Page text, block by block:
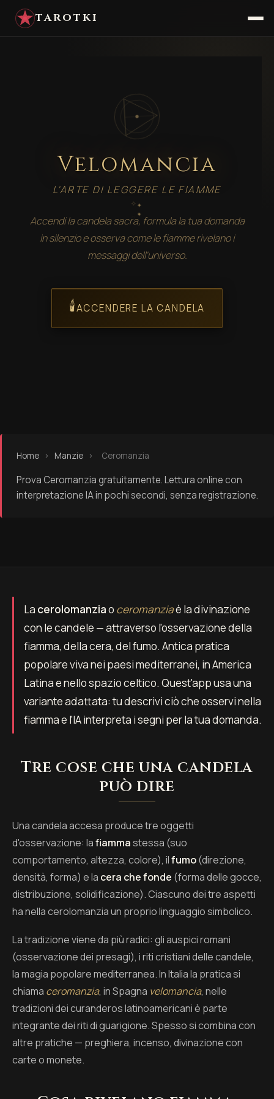
TAROTKI
✦
✧✦
✦
✧
Velomancia
L'ARTE DI LEGGERE LE FIAMME
Accendi la candela sacra, formula la tua domanda
in silenzio e osserva come le fiamme rivelano i
messaggi dell'universo.
🕯️ACCENDERE LA CANDELA
Home › Manzie › Ceromanzia
Prova Ceromanzia gratuitamente. Lettura online con
interpretazione IA in pochi secondi, senza registrazione.
La cerolomanziao ceromanziaè la divinazione
con le candele — attraverso l'osservazione della
fiamma, della cera, del fumo. Antica pratica
popolare viva nei paesi mediterranei, in America
Latina e nello spazio celtico. Quest'app usa una
variante adattata: tu descrivi ciò che osservi nella
fiamma e l'IA interpreta i segni per la tua domanda.
Tre cose che una candela
può dire
Una candela accesa produce tre oggetti
d'osservazione: lafiammastessa (suo
comportamento, altezza, colore), ilfumo(direzione,
densità, forma) e la cera che fonde (forma delle gocce,
distribuzione, solidificazione). Ciascuno dei tre aspetti
ha nella cerolomanzia un proprio linguaggio simbolico.
La tradizione viene da più radici: gli auspici romani
(osservazione dei presagi), i riti cristiani delle candele,
la magia popolare mediterranea. In Italia la pratica si
chiama ceromanzia, in Spagna velomancia, nelle
tradizioni dei curanderos latinoamericani è parte
integrante dei riti di guarigione. Spesso si combina con
altre pratiche — preghiera, incenso, divinazione con
carte o monete.